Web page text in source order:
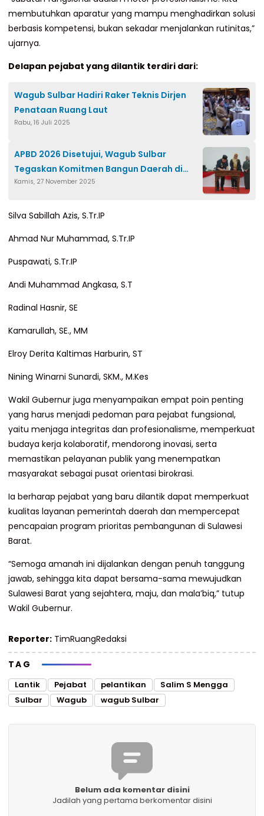
membutuhkan aparatur yang mampu menghadirkan solusi
berbasis kompetensi, bukan sekadar menjalankan rutinitas,”
ujarnya.
Delapan pejabat yang dilantik terdiri dari:
Wagub Sulbar Hadiri Raker Teknis Dirjen
Penataan Ruang Laut
Rabu, 16 Juli 2025
APBD 2026 Disetujui, Wagub Sulbar
Tegaskan Komitmen Bangun Daerah di
Tengah Keterbatasan Fiskal
Kamis, 27 November 2025
Silva Sabillah Azis, S.Tr.IP
Ahmad Nur Muhammad, S.Tr.IP
Puspawati, S.Tr.IP
Andi Muhammad Angkasa, S.T
Radinal Hasnir, SE
Kamarullah, SE., MM
Elroy Derita Kaltimas Harburin, ST
Nining Winarni Sunardi, SKM., M.Kes
Wakil Gubernur juga menyampaikan empat poin penting
yang harus menjadi pedoman para pejabat fungsional,
yaitu menjaga integritas dan profesionalisme, memperkuat
budaya kerja kolaboratif, mendorong inovasi, serta
memastikan pelayanan publik yang menempatkan
masyarakat sebagai pusat orientasi birokrasi.
Ia berharap pejabat yang baru dilantik dapat memperkuat
kualitas layanan pemerintah daerah dan mempercepat
pencapaian program prioritas pembangunan di Sulawesi
Barat.
“Semoga amanah ini dijalankan dengan penuh tanggung
jawab, sehingga kita dapat bersama-sama mewujudkan
Sulawesi Barat yang sejahtera, maju, dan mala’biq,” tutup
Wakil Gubernur.
Reporter: TimRuangRedaksi
TAG
Lantik Pejabat pelantikan
Salim S Mengga
Sulbar
Wagub wagub Sulbar
Belum ada komentar disini
Jadilah yang pertama berkomentar disini